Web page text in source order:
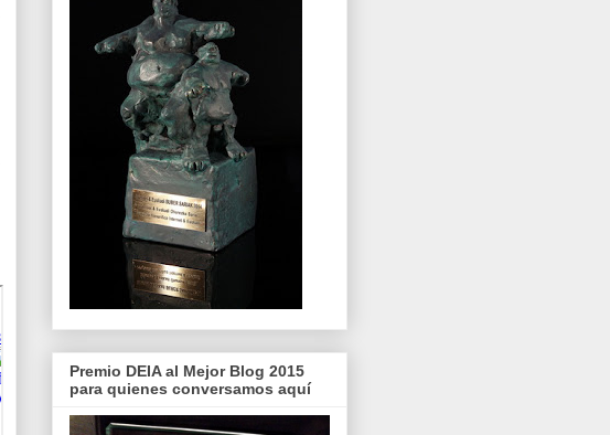
Premio DEIA al Mejor Blog 2015
para quienes conversamos aquí